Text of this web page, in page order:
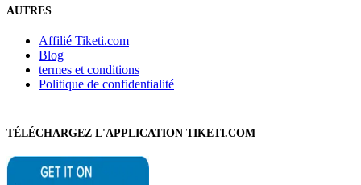
AUTRES
Affilié Tiketi.com
Blog
termes et conditions
Politique de confidentialité
TÉLÉCHARGEZ L'APPLICATION TIKETI.COM